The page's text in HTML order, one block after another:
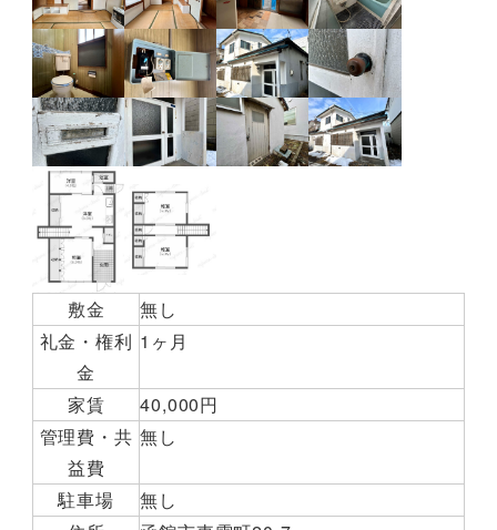
敷金
無し
礼金・権利
金
1ヶ月
家賃
40,000円
管理費・共
益費
無し
駐車場
無し